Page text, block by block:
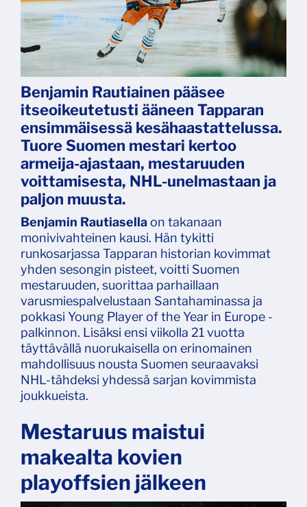
Benjamin Rautiainen pääsee
itseoikeutetusti ääneen Tapparan
ensimmäisessä kesähaastattelussa.
Tuore Suomen mestari kertoo
armeija-ajastaan, mestaruuden
voittamisesta, NHL-unelmastaan ja
paljon muusta.
Benjamin Rautiasellaon takanaan
monivivahteinen kausi. Hän tykitti
runkosarjassa Tapparan historian kovimmat
yhden sesongin pisteet, voitti Suomen
mestaruuden, suorittaa parhaillaan
varusmiespalvelustaan Santahaminassa ja
pokkasi Young Player of the Year in Europe -
palkinnon. Lisäksi ensi viikolla 21 vuotta
täyttävällä nuorukaisella on erinomainen
mahdollisuus nousta Suomen seuraavaksi
NHL-tähdeksi yhdessä sarjan kovimmista
joukkueista.
Mestaruus maistui
makealta kovien
playoffsien jälkeen